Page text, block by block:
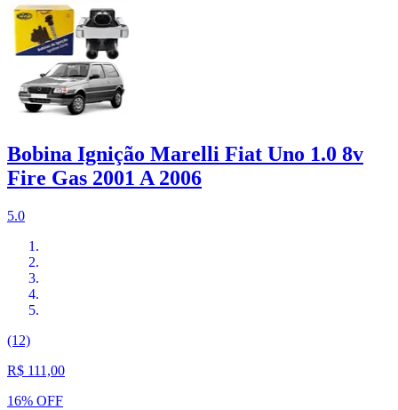
Bobina Ignição Marelli Fiat Uno 1.0 8v
Fire Gas 2001 A 2006
5.0
(12)
R$ 111,00
16% OFF